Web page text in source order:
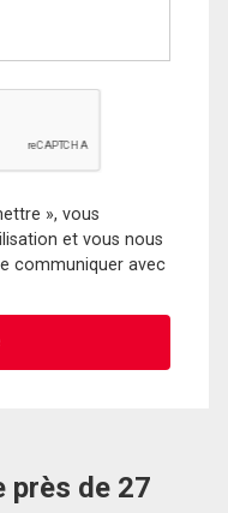
», vous
et vous nous
communiquer avec
près de 27